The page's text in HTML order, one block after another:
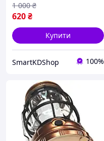
620₴
1 000 ₴
Купити
SmartKDShop 100%